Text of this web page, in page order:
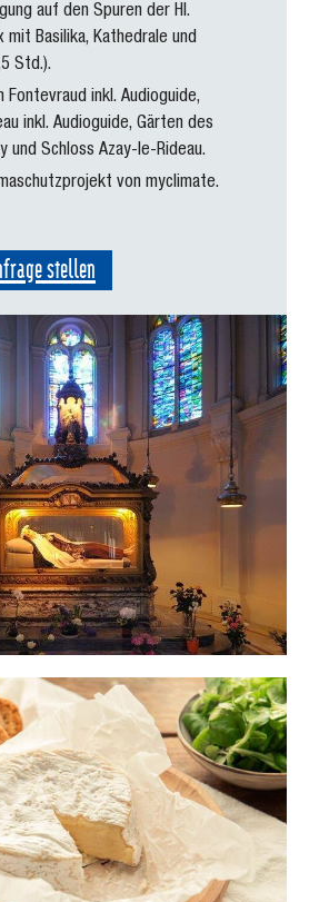
auf den Spuren der Hl.
mit Basilika, Kathedrale und
Std.).
inkl. Audioguide,
inkl. Audioguide, Gärten des
und Schloss Azay-le-Rideau.
von myclimate.
stellen